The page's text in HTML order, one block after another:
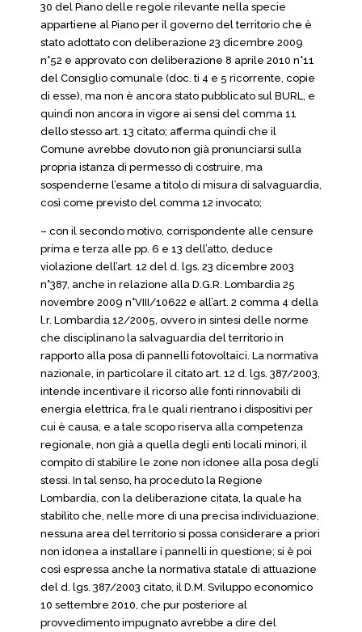
30 del Piano delle regole rilevante nella specie
appartiene al Piano per il governo del territorio che è
stato adottato con deliberazione 23 dicembre 2009
n°52 e approvato con deliberazione 8 aprile 2010 n°11
del Consiglio comunale (doc. ti 4 e 5 ricorrente, copie
di esse), ma non è ancora stato pubblicato sul BURL, e
quindi non ancora in vigore ai sensi del comma 11
dello stesso art. 13 citato; afferma quindi che il
Comune avrebbe dovuto non già pronunciarsi sulla
propria istanza di permesso di costruire, ma
sospenderne l’esame a titolo di misura di salvaguardia,
così come previsto del comma 12 invocato;
– con il secondo motivo, corrispondente alle censure
prima e terza alle pp. 6 e 13 dell’atto, deduce
violazione dell’art. 12 del d. lgs. 23 dicembre 2003
n°387, anche in relazione alla D.G.R. Lombardia 25
novembre 2009 n°VIII/10622 e all’art. 2 comma 4 della
l.r. Lombardia 12/2005, ovvero in sintesi delle norme
che disciplinano la salvaguardia del territorio in
rapporto alla posa di pannelli fotovoltaici. La normativa
nazionale, in particolare il citato art. 12 d. lgs. 387/2003,
intende incentivare il ricorso alle fonti rinnovabili di
energia elettrica, fra le quali rientrano i dispositivi per
cui è causa, e a tale scopo riserva alla competenza
regionale, non già a quella degli enti locali minori, il
compito di stabilire le zone non idonee alla posa degli
stessi. In tal senso, ha proceduto la Regione
Lombardia, con la deliberazione citata, la quale ha
stabilito che, nelle more di una precisa individuazione,
nessuna area del territorio si possa considerare a priori
non idonea a installare i pannelli in questione; si è poi
così espressa anche la normativa statale di attuazione
del d. lgs. 387/2003 citato, il D.M. Sviluppo economico
10 settembre 2010, che pur posteriore al
provvedimento impugnato avrebbe a dire del